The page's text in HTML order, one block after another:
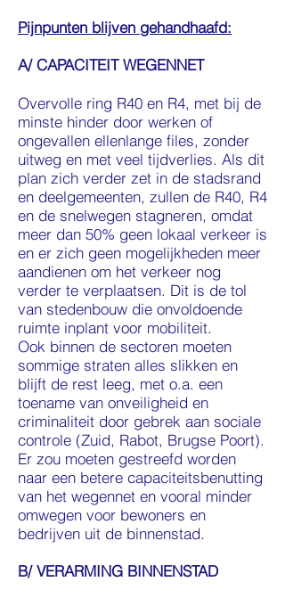
Pijnpunten blijven gehandhaafd:
A/ CAPACITEIT WEGENNET
Overvolle ring R40 en R4, met bij de
minste hinder door werken of
ongevallen ellenlange files, zonder
uitweg en met veel tijdverlies. Als dit
plan zich verder zet in de stadsrand
en deelgemeenten, zullen de R40, R4
en de snelwegen stagneren, omdat
meer dan 50% geen lokaal verkeer is
en er zich geen mogelijkheden meer
aandienen om het verkeer nog
verder te verplaatsen. Dit is de tol
van stedenbouw die onvoldoende
ruimte inplant voor mobiliteit.
Ook binnen de sectoren moeten
sommige straten alles slikken en
blijft de rest leeg, met o.a. een
toename van onveiligheid en
criminaliteit door gebrek aan sociale
controle (Zuid, Rabot, Brugse Poort).
Er zou moeten gestreefd worden
naar een betere capaciteitsbenutting
van het wegennet en vooral minder
omwegen voor bewoners en
bedrijven uit de binnenstad.
B/ VERARMING BINNENSTAD